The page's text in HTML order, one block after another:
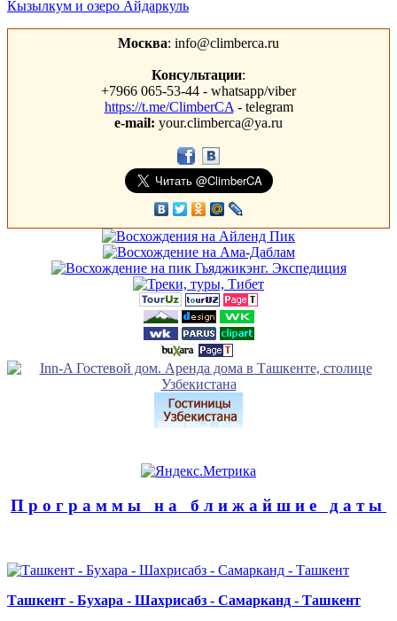
Кызылкум и озеро Айдаркуль
Москва: info@climberca.ru
Консультации:
+7966 065-53-44 - whatsapp/viber
https://t.me/ClimberCA - telegram
e-mail: your.climberca@ya.ru
Программы на ближайшие даты
Ташкент - Бухара - Шахрисабз - Самарканд - Ташкент